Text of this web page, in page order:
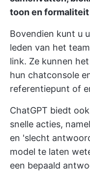
toon en
Bovendien kunt u
leden van het
link. Ze kunnen
hun chatconsole
referentiepunt of
ChatGPT biedt
snelle acties,
en 'slecht
model te laten
een bepaald